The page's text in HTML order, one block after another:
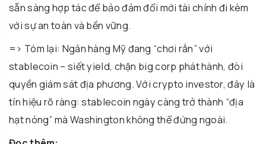
sẵn sàng hợp tác để bảo đảm đổi mới tài chính đi kèm
với sự an toàn và bền vững.
=> Tóm lại: Ngân hàng Mỹ đang “chơi rắn” với
stablecoin – siết yield, chặn big corp phát hành, đòi
quyền giám sát địa phương. Với crypto investor, đây là
tín hiệu rõ ràng: stablecoin ngày càng trở thành “địa
hạt nóng” mà Washington không thể đứng ngoài.